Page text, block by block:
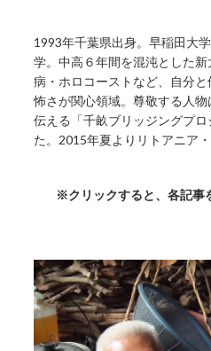
1993年千葉県出身。早稲田大
学。中高６年間を混沌とした
病・ホロコーストなど、自分
怖さが関心領域。尊敬する人
伝える「千畝ブリッジングプ
た。2015年夏よりリトアニア
※クリックすると、各記事